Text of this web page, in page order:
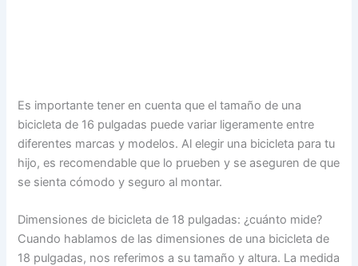
Es importante tener en cuenta que el tamaño de una
bicicleta de 16 pulgadas puede variar ligeramente entre
diferentes marcas y modelos. Al elegir una bicicleta para tu
hijo, es recomendable que lo prueben y se aseguren de que
se sienta cómodo y seguro al montar.
Dimensiones de bicicleta de 18 pulgadas: ¿cuánto mide?
Cuando hablamos de las dimensiones de una bicicleta de
18 pulgadas, nos referimos a su tamaño y altura. La medida